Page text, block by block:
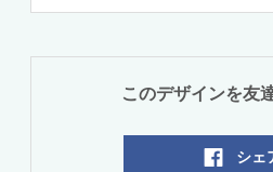
このデザインを友
シェ